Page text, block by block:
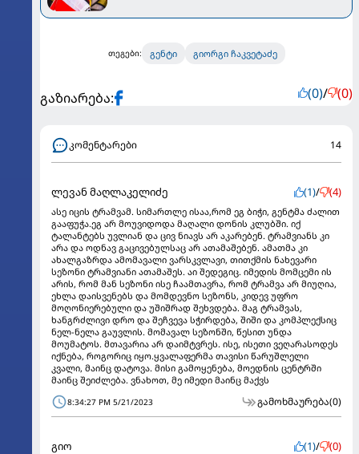
თეგები: გენტი გიორგი ჩაკვეტაძე
გაზიარება: (0)/ (0)
კომენტარები 14
ლევან მაღლაკელიძე (1)/ (4)
ასე იცის ტრამვამ. სიმართლე ისაა,რომ ეგ ბიჭი, გენტმა ძალით
გააფუჭა.ეგ არ მოუვიდოდა მაღალი დონის კლუბში. იქ
ტალანტებს უვლიან და ცივ ნიავს არ აკარებენ. ტრამვიანს კი
არა და ოდნავ გაცივებულსაც არ ათამაშებენ. ამათმა კი
ახალგაზრდა ამომავალი ვარსკვლავი, თითქმის ნახევარი
სეზონი ტრამვიანი ათამაშეს. აი შედეგიც. იმედის მომცემი ის
არის, რომ მან სეზონი ისე ჩაამთავრა, რომ ტრამვა არ მიუღია,
ეხლა დაისვენებს და მომდევნო სეზონს, კიდევ უფრო
მოღონიერებული და უშიშრად შეხვდება. მაგ ტრამვას,
ხანგრძლივი დრო და შეჩვევა სჭირდება, შიში და კომპლექსიც
ნელ-ნელა გაუვლის. მომავალ სეზონში, წესით უნდა
მოუმატოს. მთავარია არ დაიმტვრეს. ისე, ისეთი ვეღარასოდეს
იქნება, როგორიც იყო.ყვალაფერმა თავისი წარუშლელი
კვალი, მაინც დატოვა. მისი გამოყენება, მოედნის ცენტრში
მაინც შეიძლება. ვნახოთ, მე იმედი მაინც მაქვს
8:34:27 PM 5/21/2023 გამოხმაურება(0)
გიო (1)/ (0)